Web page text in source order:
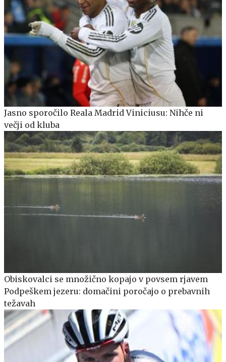
Jasno sporočilo Reala Madrid Viniciusu: Nihče ni
večji od kluba
Obiskovalci se množično kopajo v povsem rjavem
Podpeškem jezeru: domačini poročajo o prebavnih
težavah